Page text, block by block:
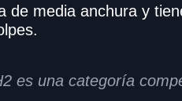
de media anchura y
es una categoría